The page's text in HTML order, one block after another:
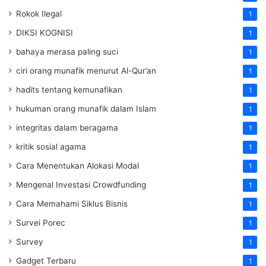
Rokok Ilegal 1
DIKSI KOGNISI 1
bahaya merasa paling suci 1
ciri orang munafik menurut Al-Qur’an 1
hadits tentang kemunafikan 1
hukuman orang munafik dalam Islam 1
integritas dalam beragama 1
kritik sosial agama 1
Cara Menentukan Alokasi Modal 1
Mengenal Investasi Crowdfunding 1
Cara Memahami Siklus Bisnis 1
Survei Porec 1
Survey 1
Gadget Terbaru 1